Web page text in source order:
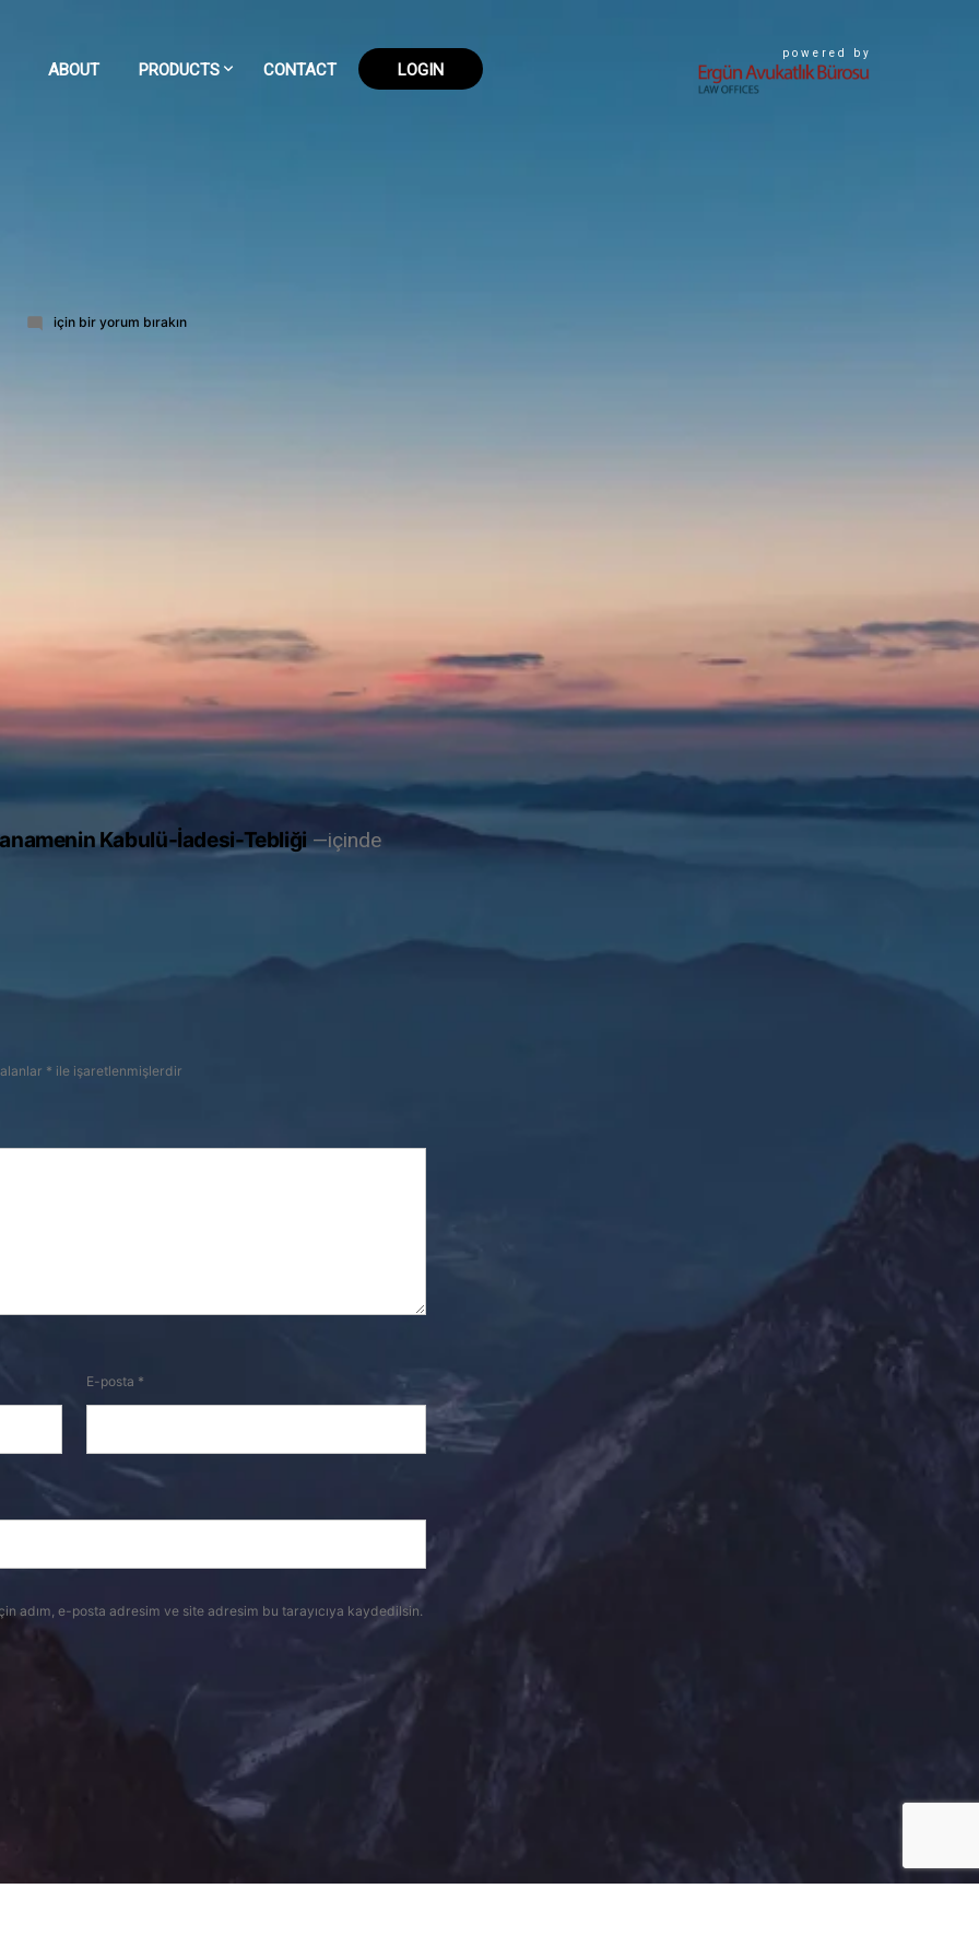
ABOUT PRODUCTS CONTACT LOGIN
powered by
64-
için bir yorum bırakın
Kabulü-İadesi-Tebliği
içinde
* ile işaretlenmişlerdir
E-posta *
adım, e-posta adresim ve site adresim bu tarayıcıya kaydedilsin.